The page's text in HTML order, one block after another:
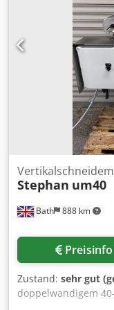
Genauigkeit: ±1
40 Takte/Minute;
Sdereck Bitte
unter den üblichen
gern einfach an
unterschiedliche
haben wir bei
Maschinen sehr
Maschinen sind
Bath 888 km
Stephan um40
Preisinfo
Zustand: sehr gut
doppelwandigem